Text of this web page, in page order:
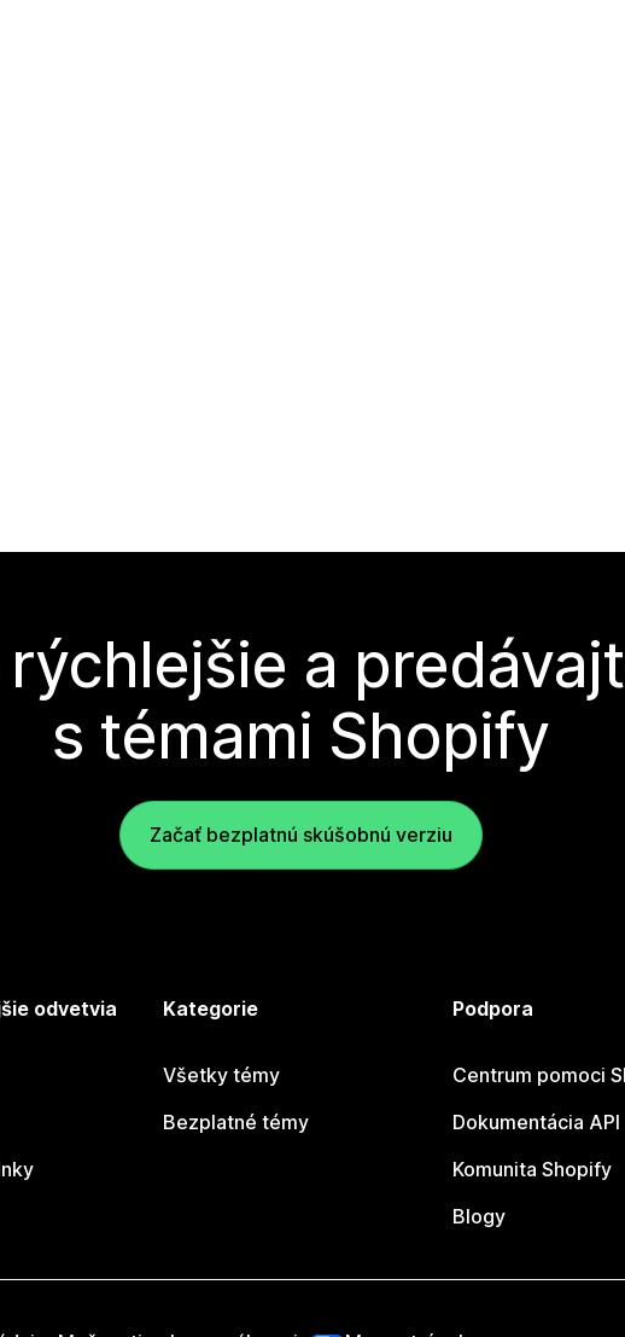
a
s témami Shopify
Začať bezplatnú skúšobnú verziu
odvetvia Kategorie
Všetky témy
Bezplatné témy
Podpora
Centrum pomoci
Dokumentácia API
Komunita Shopify
Blogy